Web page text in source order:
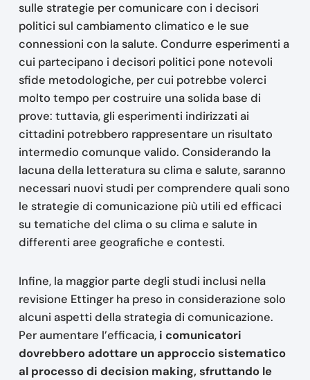
sulle strategie per comunicare con i decisori
politici sul cambiamento climatico e le sue
connessioni con la salute. Condurre esperimenti a
cui partecipano i decisori politici pone notevoli
sfide metodologiche, per cui potrebbe volerci
molto tempo per costruire una solida base di
prove: tuttavia, gli esperimenti indirizzati ai
cittadini potrebbero rappresentare un risultato
intermedio comunque valido. Considerando la
lacuna della letteratura su clima e salute, saranno
necessari nuovi studi per comprendere quali sono
le strategie di comunicazione più utili ed efficaci
su tematiche del clima o su clima e salute in
differenti aree geografiche e contesti.
Infine, la maggior parte degli studi inclusi nella
revisione Ettinger ha preso in considerazione solo
alcuni aspetti della strategia di comunicazione.
Per aumentare l’efficacia, i comunicatori
dovrebbero adottare un approccio sistematico
al processo di decision making, sfruttando le